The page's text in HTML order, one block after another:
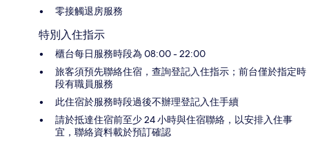
零接觸退房服務
特別入住指示
櫃台每日服務時段為 08:00 - 22:00
旅客須預先聯絡住宿，查詢登記入住指示；前台僅於指定時
段有職員服務
此住宿於服務時段過後不辦理登記入住手續
請於抵達住宿前至少 24 小時與住宿聯絡，以安排入住事
宜，聯絡資料載於預訂確認